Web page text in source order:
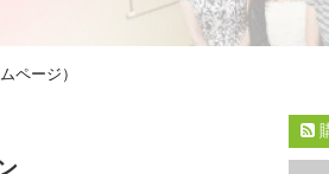
ページ）